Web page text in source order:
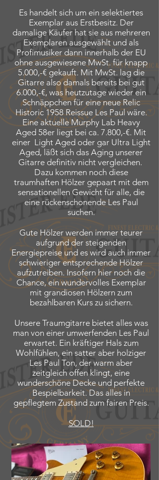
Es handelt sich um ein selektiertes
Exemplar aus Erstbesitz. Der
damalige Käufer hat sie aus mehreren
Exemplaren ausgewählt und als
Profimusiker dann innerhalb der EU
ohne ausgewiesene MwSt. für knapp
5.000,-€ gekauft. Mit MwSt. lag die
Gitarre also damals bereits bei gut
6.000,-€, was heutzutage wieder ein
Schnäppchen für eine neue Relic
Historic 1958 Reissue Les Paul wäre.
Eine aktuelle Murphy Lab Heavy
Aged 58er liegt bei ca. 7.800,-€. Mit
einer Light Aged oder gar Ultra Light
Aged, läßt sich das Aging unserer
Gitarre definitiv nicht vergleichen. ​
Dazu kommen noch diese
traumhaften Hölzer gepaart mit dem
sensationellen Gewicht für alle, die
eine rückenschonende Les Paul
suchen.
Gute Hölzer werden immer teurer
aufgrund der steigenden
Energiepreise und es wird auch immer
schwieriger entsprechende Hölzer
aufzutreiben. Insofern hier noch die
Chance, ein wundervolles Exemplar
mit grandiosen Hölzern zum
bezahlbaren Kurs zu sichern.
Unsere Traumgitarre bietet alles was
man von einer umwerfenden Les Paul
erwartet. Ein kräftiger Hals zum
Wohlfühlen, ein satter aber holziger
Les Paul Ton, der warm aber
zeitgleich offen klingt, eine
wunderschöne Decke und perfekte
Bespielbarkeit. Das alles in
gepflegtem Zustand zum fairen Preis.
SOLD!